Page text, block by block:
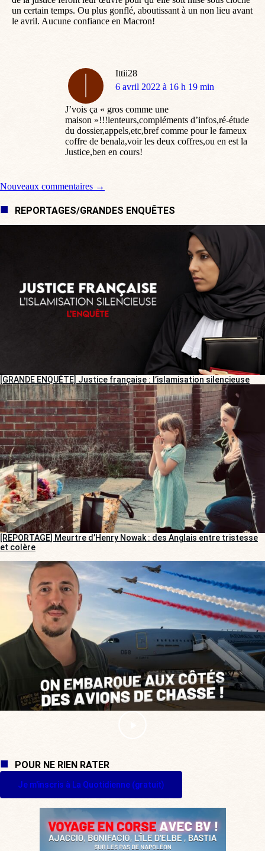
un certain temps. Ou plus gonflé, aboutissant à un non lieu avant
le avril. Aucune confiance en Macron!
Ittii28
dit
6 avril 2022 à 16 h 19 min
J’vois ça « gros comme une
maison »!!!lenteurs,compléments d’infos,ré-étude
du dossier,appels,etc,bref comme pour le fameux
coffre de benala,voir les deux coffres,ou en est la
Justice,ben en cours!
Navigation de commentaire
Nouveaux commentaires →
REPORTAGES/GRANDES ENQUÊTES
[GRANDE ENQUÊTE] Justice française : l’islamisation silencieuse
[REPORTAGE] Meurtre d’Henry Nowak : des Anglais entre tristesse
et colère
POUR NE RIEN RATER
Je m'inscris à La Quotidienne (gratuit)